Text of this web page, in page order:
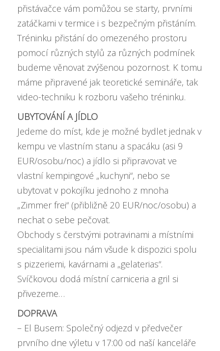
přistávačce vám pomůžou se starty, prvními
zatáčkami v termice i s bezpečným přistáním.
Tréninku přistání do omezeného prostoru
pomocí různých stylů za různých podmínek
budeme věnovat zvýšenou pozornost. K tomu
máme připravené jak teoretické semináře, tak
video-techniku k rozboru vašeho tréninku.
UBYTOVÁNÍ A JÍDLO
Jedeme do míst, kde je možné bydlet jednak v
kempu ve vlastním stanu a spacáku (asi 9
EUR/osobu/noc) a jídlo si připravovat ve
vlastní kempingové „kuchyni“, nebo se
ubytovat v pokojíku jednoho z mnoha
„Zimmer frei“ (přibližně 20 EUR/noc/osobu) a
nechat o sebe pečovat.
Obchody s čerstvými potravinami a místními
specialitami jsou nám všude k dispozici spolu
s pizzeriemi, kavárnami a „gelaterias“.
Svíčkovou dodá místní carniceria a gril si
přivezeme…
DOPRAVA
– El Busem: Společný odjezd v předvečer
prvního dne výletu v 17:00 od naší kanceláře